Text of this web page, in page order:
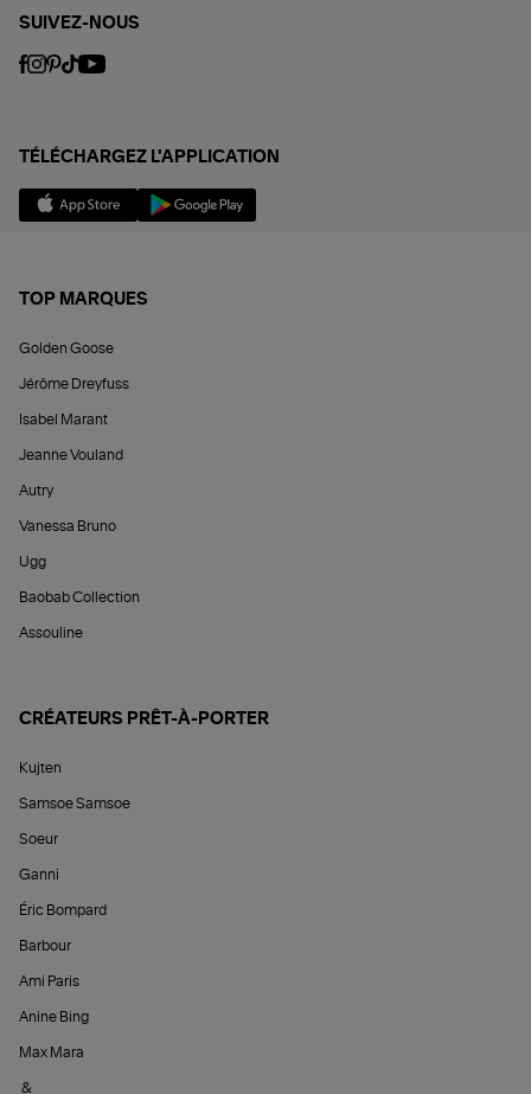
SUIVEZ-NOUS
TÉLÉCHARGEZ L'APPLICATION
TOP MARQUES
Golden Goose
Jérôme Dreyfuss
Isabel Marant
Jeanne Vouland
Autry
Vanessa Bruno
Ugg
Baobab Collection
Assouline
CRÉATEURS PRÊT-À-PORTER
Kujten
Samsoe Samsoe
Soeur
Ganni
Éric Bompard
Barbour
Ami Paris
Anine Bing
Max Mara
&